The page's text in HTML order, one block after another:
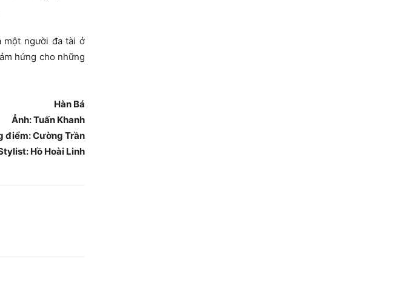
một người đa tài ở
hứng cho những
Hàn Bá
Ảnh: Tuấn Khanh
điểm: Cường Trần
Hồ Hoài Linh